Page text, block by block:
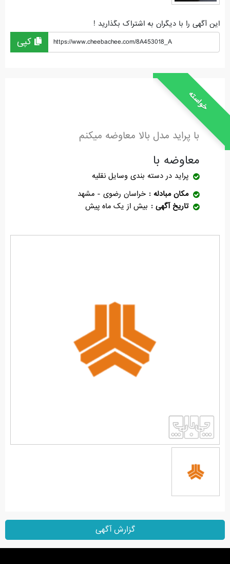
این آگهی را با دیگران به اشتراک بگذارید !
https://www.cheebachee.com/8A453018_A
خواسته
با پراید مدل بالا معاوضه میکنم
معاوضه با
پراید در دسته بندی وسایل نقلیه
مکان مبادله
خراسان رضوی - مشهد
تاریخ آگهی
بیش از یک ماه پیش
گزارش آگهی